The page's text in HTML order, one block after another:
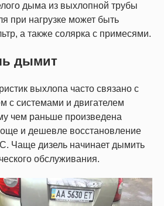
дыма из выхлопной трубы
при нагрузке может быть
а также солярка с примесями.
дымит
выхлопа часто связано с
с системами и двигателем
чем раньше произведена
и дешевле восстановление
Чаще дизель начинает дымить
обслуживания.